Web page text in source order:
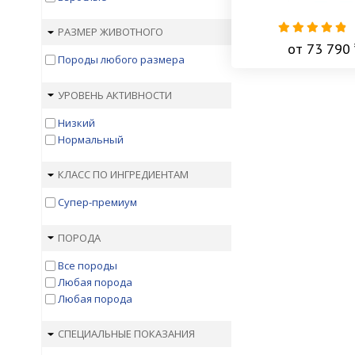
Cat Chow
Darsi
Dr. Clauder's
Farmina N&D
Felix
Fitmin
Forza10
Gemon
Grandorf
Happy Cat (вет. корма)
Holistic Blend
Husse
KiS-KiS
РАЗМЕР ЖИВОТНОГО
Породы любого размера
УРОВЕНЬ АКТИВНОСТИ
Низкий
Нормальный
КЛАСС ПО ИНГРЕДИЕНТАМ
Супер-премиум
ПОРОДА
Все породы
Любая порода
Любая порода
СПЕЦИАЛЬНЫЕ ПОКАЗАНИЯ
от 73 790